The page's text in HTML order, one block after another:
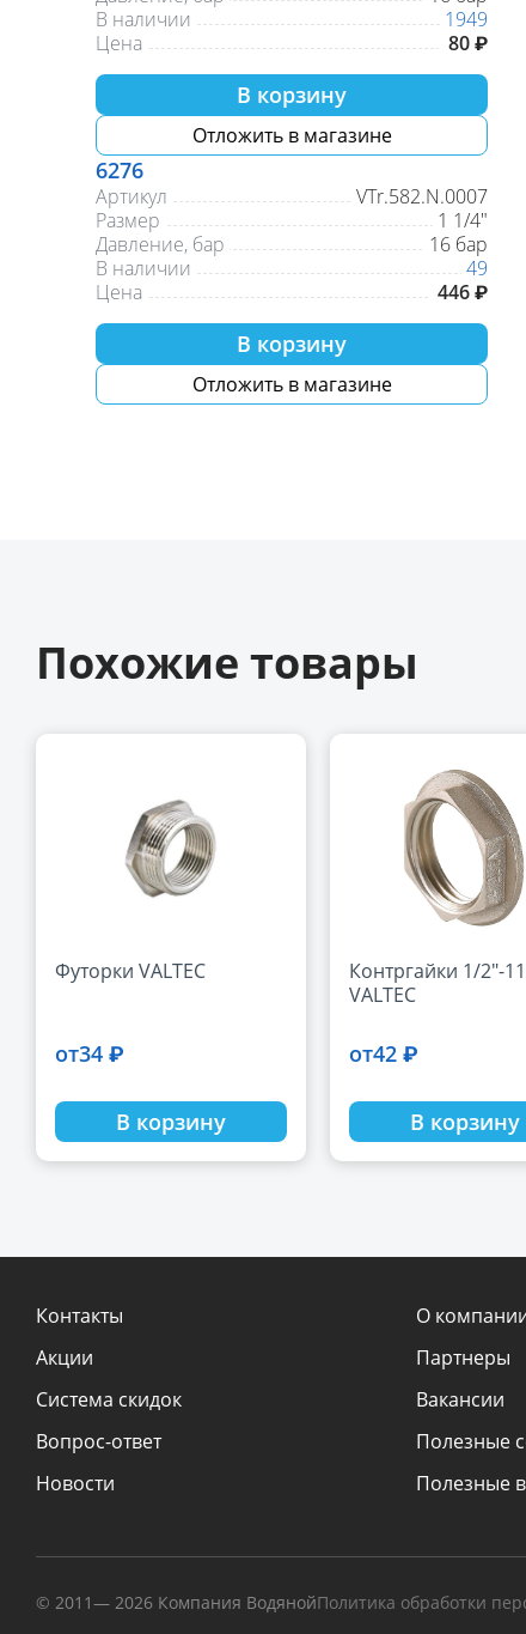
В наличии
1949
Цена
80 ₽
В корзину
Отложить в магазине
6276
Артикул
VTr.582.N.0007
Размер
1 1/4"
Давление, бар
16 бар
В наличии
49
Цена
446 ₽
В корзину
Отложить в магазине
Похожие товары
Футорки VALTEC
от34 ₽
В корзину
Контргайки 1/2"-
VALTEC
от42 ₽
В корзину
Контакты
Акции
Система скидок
Вопрос-ответ
Новости
О
Партнеры
Вакансии
Полезные
Полезные
© 2011— 2026 Компания ВодянойПолитика обработки